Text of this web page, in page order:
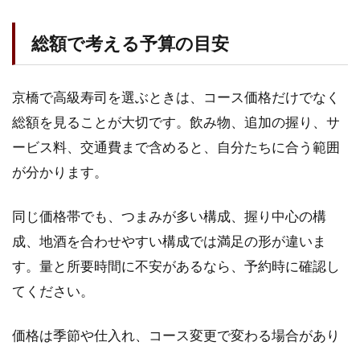
総額で考える予算の目安
京橋で高級寿司を選ぶときは、コース価格だけでなく
総額を見ることが大切です。飲み物、追加の握り、サ
ービス料、交通費まで含めると、自分たちに合う範囲
が分かります。
同じ価格帯でも、つまみが多い構成、握り中心の構
成、地酒を合わせやすい構成では満足の形が違いま
す。量と所要時間に不安があるなら、予約時に確認し
てください。
価格は季節や仕入れ、コース変更で変わる場合があり